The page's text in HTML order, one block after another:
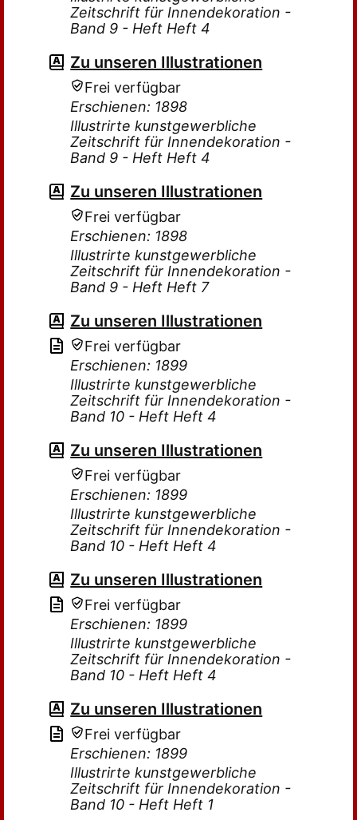
Zeitschrift für Innendekoration -
Band 9 - Heft Heft 4
Zu unseren Illustrationen
Frei verfügbar
Erschienen: 1898
Illustrirte kunstgewerbliche
Zeitschrift für Innendekoration -
Band 9 - Heft Heft 4
Zu unseren Illustrationen
Frei verfügbar
Erschienen: 1898
Illustrirte kunstgewerbliche
Zeitschrift für Innendekoration -
Band 9 - Heft Heft 7
Zu unseren Illustrationen
Frei verfügbar
Erschienen: 1899
Illustrirte kunstgewerbliche
Zeitschrift für Innendekoration -
Band 10 - Heft Heft 4
Zu unseren Illustrationen
Frei verfügbar
Erschienen: 1899
Illustrirte kunstgewerbliche
Zeitschrift für Innendekoration -
Band 10 - Heft Heft 4
Zu unseren Illustrationen
Frei verfügbar
Erschienen: 1899
Illustrirte kunstgewerbliche
Zeitschrift für Innendekoration -
Band 10 - Heft Heft 4
Zu unseren Illustrationen
Frei verfügbar
Erschienen: 1899
Illustrirte kunstgewerbliche
Zeitschrift für Innendekoration -
Band 10 - Heft Heft 1